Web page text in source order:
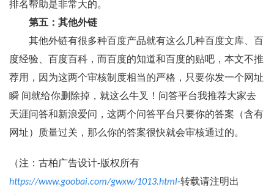
排名帮助是非常大的。
第五：其他外链
其他外链有很多种百度产品就有这么几种百度文库、百
度经验、百度百科，而百度的知道和百度的贴吧，本文不推
荐用，因为这两个审核制度相当的严格，只要你发一个网址
瞬 间就给你删除掉，就这么牛叉！问答平台我推荐大家去
天涯问答和新浪爱问，这两个问答平台只要你的答案（含有
网址）质量过关，那么你的答案很快就会审核通过的。
（注：古柏广告设计-版权所有
https://www.goobai.com/gwxw/1013.html-转载请注明出